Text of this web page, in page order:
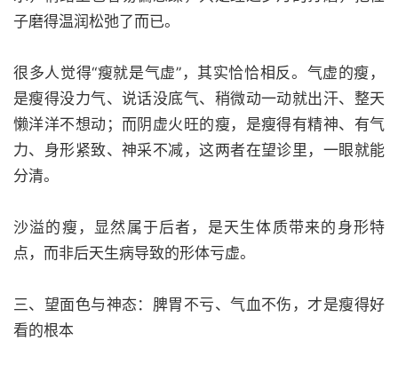
子磨得温润松弛了而已。
很多人觉得“瘦就是气虚”，其实恰恰相反。气虚的瘦，
是瘦得没力气、说话没底气、稍微动一动就出汗、整天
懒洋洋不想动；而阴虚火旺的瘦，是瘦得有精神、有气
力、身形紧致、神采不减，这两者在望诊里，一眼就能
分清。
沙溢的瘦，显然属于后者，是天生体质带来的身形特
点，而非后天生病导致的形体亏虚。
三、望面色与神态：脾胃不亏、气血不伤，才是瘦得好
看的根本